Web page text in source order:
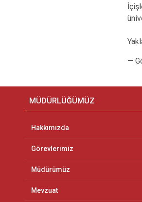
—
MÜDÜRLÜĞÜMÜZ
Hakkımızda
Görevlerimiz
Müdürümüz
Mevzuat